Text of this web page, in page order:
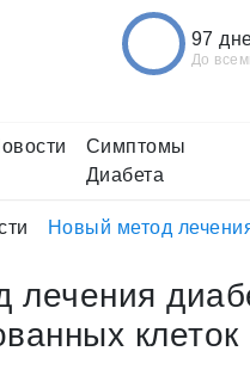
97
До
Симптомы
Диабета
Новый метод
лечения
клеток